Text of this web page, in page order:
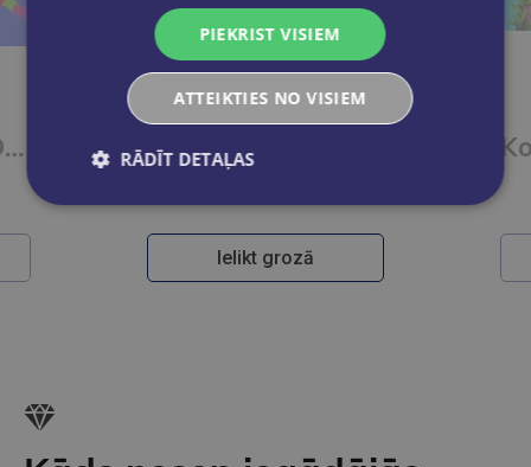
Lielā grāmata. Olimpiskās spēles
OLEKSIJS KOVALENKO
Ielikt grozā
PIEKRIST VISIEM
ATTEIKTIES NO VISIEM
RĀDĪT DETAĻAS